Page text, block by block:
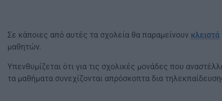
Σε κάποιες από αυτές τα σχολεία θα παραμείνουν κλειστά
μαθητών.
Υπενθυμίζεται ότι για τις σχολικές μονάδες που
τα μαθήματα συνεχίζονται απρόσκοπτα δια